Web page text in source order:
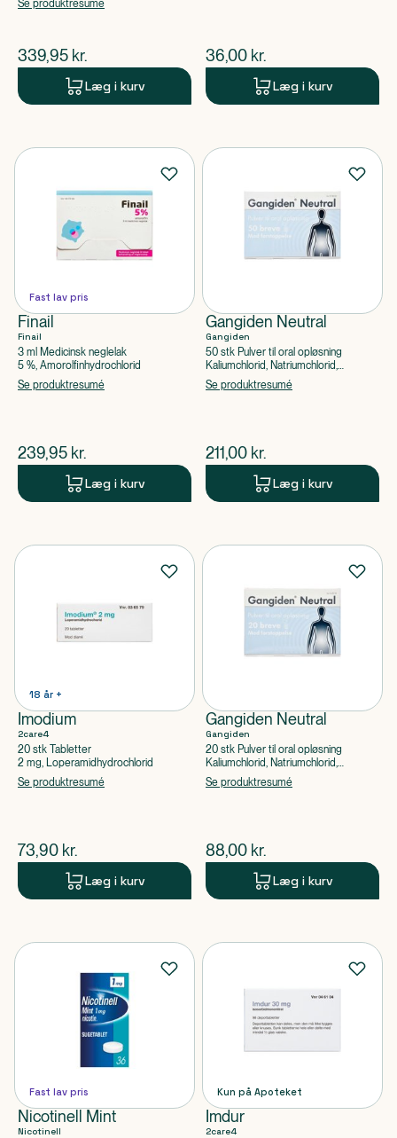
Se produktresumé
$nuværende pris
339,95 kr.
Læg i kurv
$nuværende pris
36,00 kr.
Læg i kurv
Fast lav pris
Finail
Finail
3 ml Medicinsk neglelak
5 %, Amorolfinhydrochlorid
Se produktresumé
$nuværende pris
239,95 kr.
Læg i kurv
Gangiden Neutral
Gangiden
50 stk Pulver til oral opløsning
Kaliumchlorid, Natriumchlorid,
Natriumhydrogencarbonat, Macrogol
Se produktresumé
$nuværende pris
211,00 kr.
Læg i kurv
18 år +
Imodium
2care4
20 stk Tabletter
2 mg, Loperamidhydrochlorid
Se produktresumé
$nuværende pris
73,90 kr.
Læg i kurv
Gangiden Neutral
Gangiden
20 stk Pulver til oral opløsning
Kaliumchlorid, Natriumchlorid,
Natriumhydrogencarbonat, Macrogol
Se produktresumé
$nuværende pris
88,00 kr.
Læg i kurv
Fast lav pris
Nicotinell Mint
Nicotinell
Kun på Apoteket
Imdur
2care4